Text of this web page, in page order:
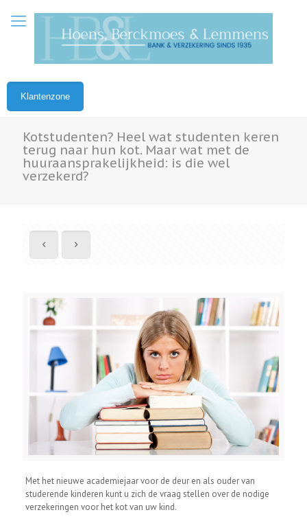
Klantenzone
Kotstudenten? Heel wat studenten keren
terug naar hun kot. Maar wat met de
huuraansprakelijkheid: is die wel
verzekerd?
Met het nieuwe academiejaar voor de deur en als ouder van
studerende kinderen kunt u zich de vraag stellen over de nodige
verzekeringen voor het kot van uw kind.